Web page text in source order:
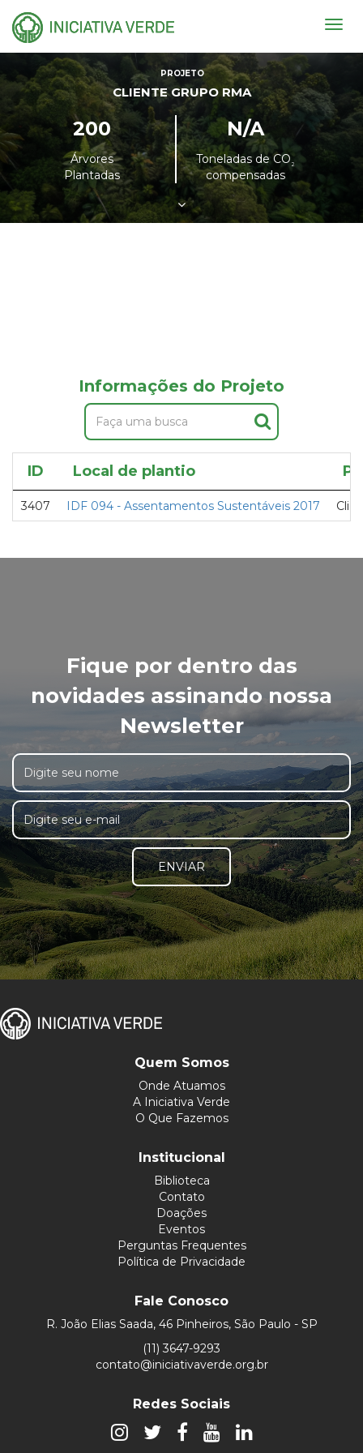
PROJETO
CLIENTE GRUPO RMA
200
Árvores
Plantadas
N/A
Toneladas de CO²
compensadas
Informações do Projeto
ID Local de plantio
3407 IDF 094 - Assentamentos Sustentáveis 2017
Fique por dentro das
novidades assinando nossa
Newsletter
ENVIAR
Quem Somos
Onde Atuamos
A Iniciativa Verde
O Que Fazemos
Institucional
Biblioteca
Contato
Doações
Eventos
Perguntas Frequentes
Política de Privacidade
Fale Conosco
R. João Elias Saada, 46 Pinheiros, São Paulo - SP
(11) 3647-9293
contato@iniciativaverde.org.br
Redes Sociais